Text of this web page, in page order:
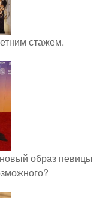
стажем.
образ певицы